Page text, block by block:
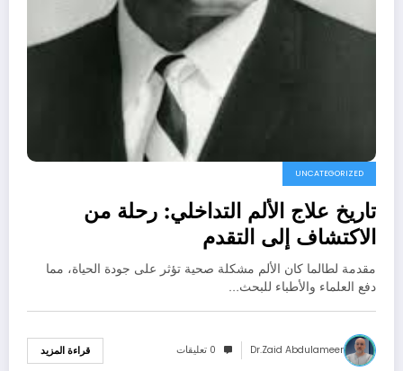
UNCATEGORIZED
تاريخ علاج الألم التداخلي: رحلة من
الاكتشاف إلى التقدم
مقدمة لطالما كان الألم مشكلة صحية تؤثر على جودة الحياة، مما
دفع العلماء والأطباء للبحث…
Dr.zaid Abdulameer 0 تعليقات قراءة المزيد